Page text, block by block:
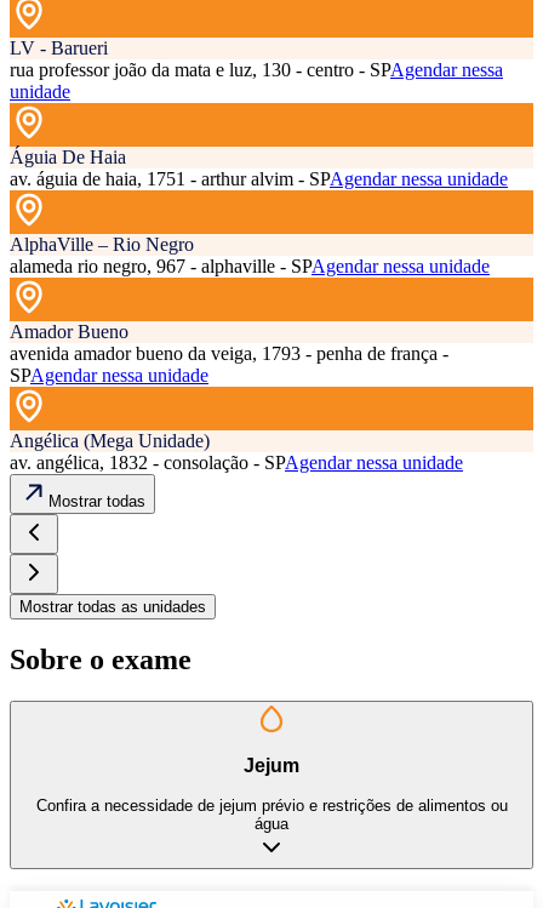
LV - Barueri
rua professor joão da mata e luz, 130 - centro - SPAgendar nessa
unidade
Águia De Haia
av. águia de haia, 1751 - arthur alvim - SPAgendar nessa unidade
AlphaVille – Rio Negro
alameda rio negro, 967 - alphaville - SPAgendar nessa unidade
Amador Bueno
avenida amador bueno da veiga, 1793 - penha de frança -
SPAgendar nessa unidade
Angélica (Mega Unidade)
av. angélica, 1832 - consolação - SPAgendar nessa unidade
Mostrar todas
Mostrar todas as unidades
Sobre o exame
Jejum
Confira a necessidade de jejum prévio e restrições de alimentos ou
água